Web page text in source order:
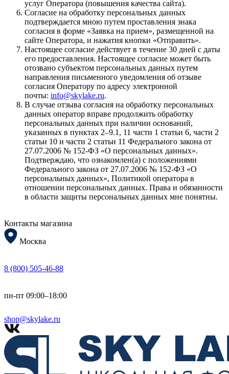
услуг Оператора (повышения качества сайта).
Согласие на обработку персональных данных
подтверждается мною путем проставления знака
согласия в форме «Заявка на прием», размещенной на
сайте Оператора, и нажатия кнопки «Отправить».
Настоящее согласие действует в течение 30 дней с даты
его предоставления. Настоящее согласие может быть
отозвано субъектом персональных данных путем
направления письменного уведомления об отзыве
согласия Оператору по адресу электронной
почты: info@skylake.ru.
В случае отзыва согласия на обработку персональных
данных оператор вправе продолжить обработку
персональных данных при наличии оснований,
указанных в пунктах 2–9.1, 11 части 1 статьи 6, части 2
статьи 10 и части 2 статьи 11 Федерального закона от
27.07.2006 № 152-ФЗ «О персональных данных».
Подтверждаю, что ознакомлен(а) с положениями
Федерального закона от 27.07.2006 № 152-ФЗ «О
персональных данных», Политикой оператора в
отношении персональных данных. Права и обязанности
в области защиты персональных данных мне понятны.
Контакты магазина
Москва
8 (800) 505-46-88
пн-пт 09:00–18:00
shop@skylake.ru